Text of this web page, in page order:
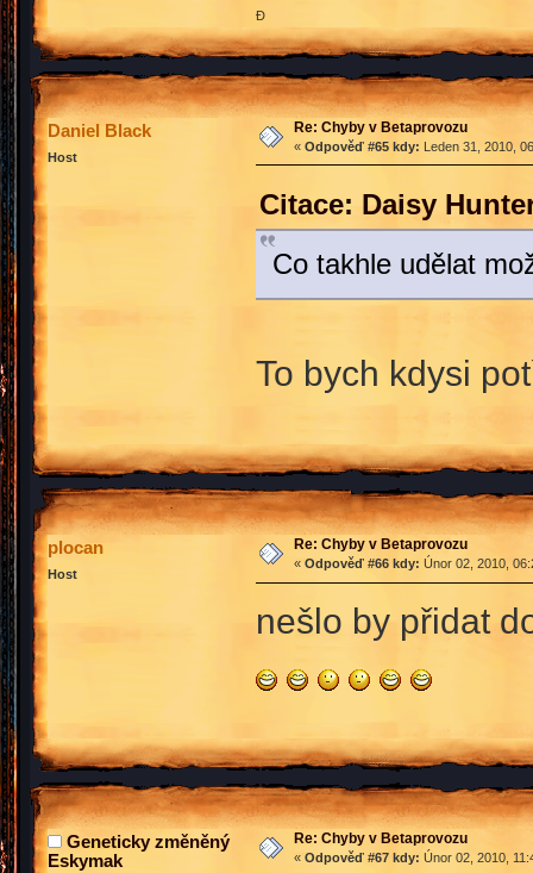
Đ
Daniel Black
Host
Re: Chyby v Betaprovozu
« Odpověď #65 kdy: Leden 31, 2010,
Citace: Daisy
Co takhle udělat
To bych kdysi
plocan
Host
Re: Chyby v Betaprovozu
« Odpověď #66 kdy: Únor 02, 2010,
nešlo by přidat
Geneticky změněný
Eskymak
Re: Chyby v Betaprovozu
« Odpověď #67 kdy: Únor 02, 2010,